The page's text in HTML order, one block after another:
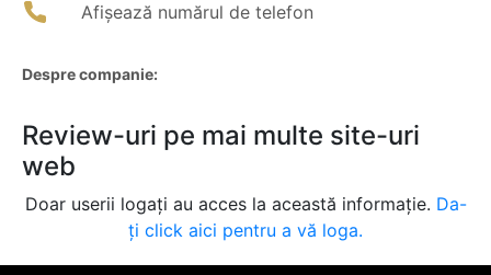
Afișează numărul de telefon
Despre companie:
Review-uri pe mai multe site-uri
web
Doar userii logați au acces la această informație. Da-
ți click aici pentru a vă loga.